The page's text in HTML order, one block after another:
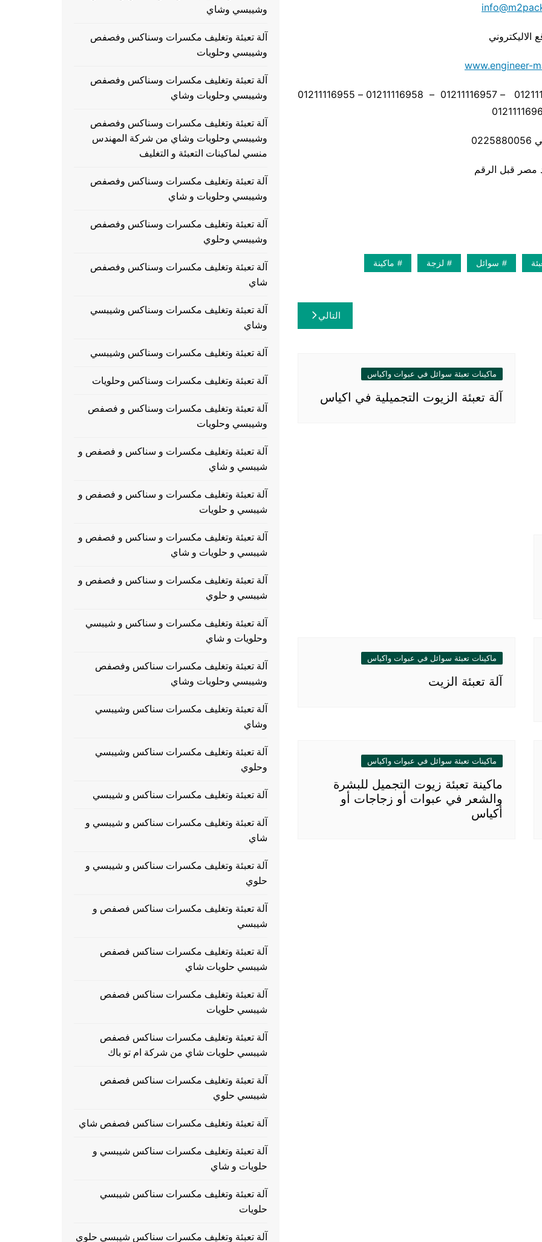
الاليكتروني
www.engineer-
موبايل: 01211116954 – 01211116955 – 01211116956 – 01211116957 – 01211116958 – 01211116955
سوائل لزجة ماكينة
التالي
ماكينات تعبئة سوائل في عبوات واكياس
آلة تعبئة الزيوت التجميلية في اكياس
ماكينات تعبئة سوائل في عبوات واكياس
آلة تعبئة الزيت
ماكينات تعبئة سوائل في عبوات واكياس
ماكينة تعبئة زيوت التجميل للبشرة
والشعر في عبوات أو زجاجات أو
أكياس
وشيبسي وشاي
آلة تعبئة وتغليف مكسرات وسناكس وفصفص
وشيبسي وحلويات
آلة تعبئة وتغليف مكسرات وسناكس وفصفص
وشيبسي وحلويات وشاي
آلة تعبئة وتغليف مكسرات وسناكس وفصفص
وشيبسي وحلويات وشاي من شركة المهندس
منسي لماكينات التعبئة و التغليف
آلة تعبئة وتغليف مكسرات وسناكس وفصفص
وشيبسي وحلويات و شاي
آلة تعبئة وتغليف مكسرات وسناكس وفصفص
وشيبسي وحلوي
آلة تعبئة وتغليف مكسرات وسناكس وفصفص
شاي
آلة تعبئة وتغليف مكسرات وسناكس وشيبسي
وشاي
آلة تعبئة وتغليف مكسرات وسناكس وشيبسي
آلة تعبئة وتغليف مكسرات وسناكس وحلويات
آلة تعبئة وتغليف مكسرات وسناكس و فصفص
وشيبسي وحلويات
آلة تعبئة وتغليف مكسرات و سناكس و فصفص و
شيبسي و شاي
آلة تعبئة وتغليف مكسرات و سناكس و فصفص و
شيبسي و حلويات
آلة تعبئة وتغليف مكسرات و سناكس و فصفص و
شيبسي و حلويات و شاي
آلة تعبئة وتغليف مكسرات و سناكس و فصفص و
شيبسي و حلوي
آلة تعبئة وتغليف مكسرات و سناكس و شيبسي
وحلويات و شاي
آلة تعبئة وتغليف مكسرات سناكس وفصفص
وشيبسي وحلويات وشاي
آلة تعبئة وتغليف مكسرات سناكس وشيبسي
وشاي
آلة تعبئة وتغليف مكسرات سناكس وشيبسي
وحلوي
آلة تعبئة وتغليف مكسرات سناكس و شيبسي
آلة تعبئة وتغليف مكسرات سناكس و شيبسي و
شاي
آلة تعبئة وتغليف مكسرات سناكس و شيبسي و
حلوي
آلة تعبئة وتغليف مكسرات سناكس فصفص و
شيبسي
آلة تعبئة وتغليف مكسرات سناكس فصفص
شيبسي حلويات شاي
آلة تعبئة وتغليف مكسرات سناكس فصفص
شيبسي حلويات
آلة تعبئة وتغليف مكسرات سناكس فصفص
شيبسي حلويات شاي من شركة ام تو باك
آلة تعبئة وتغليف مكسرات سناكس فصفص
شيبسي حلوي
آلة تعبئة وتغليف مكسرات سناكس فصفص شاي
آلة تعبئة وتغليف مكسرات سناكس شيبسي و
حلويات و شاي
آلة تعبئة وتغليف مكسرات سناكس شيبسي
حلويات
آلة تعبئة وتغليف مكسرات سناكس شيبسي حلوي